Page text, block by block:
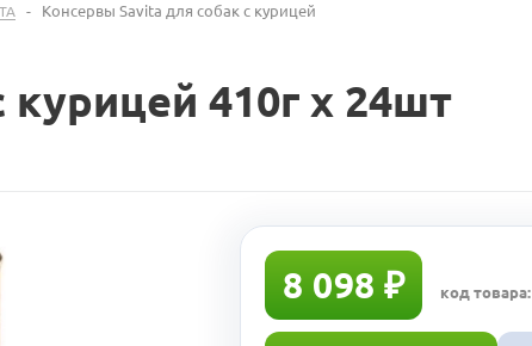
- Консервы Savita для собак с курицей
410г х 24шт
8 098 ₽ код товара: